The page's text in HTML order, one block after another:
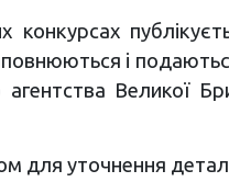
і
Великої
для уточнення